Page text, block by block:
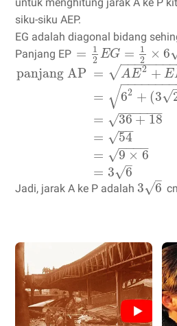
siku-siku AEP.
EG adalah diagonal bidang
Panjang EP =
1
2 EG =
1
2
× 6
panjang AP = AE2 + E
−−−−−−−
√
= 62 + (3√
−−−−−−−
√
= 36+18
− −
−−−−
√
=
54
−−
√
=
9 × 6
− −
−−
√
= 3 6
–
√
Jadi, jarak A ke P adalah 3 6
–
√